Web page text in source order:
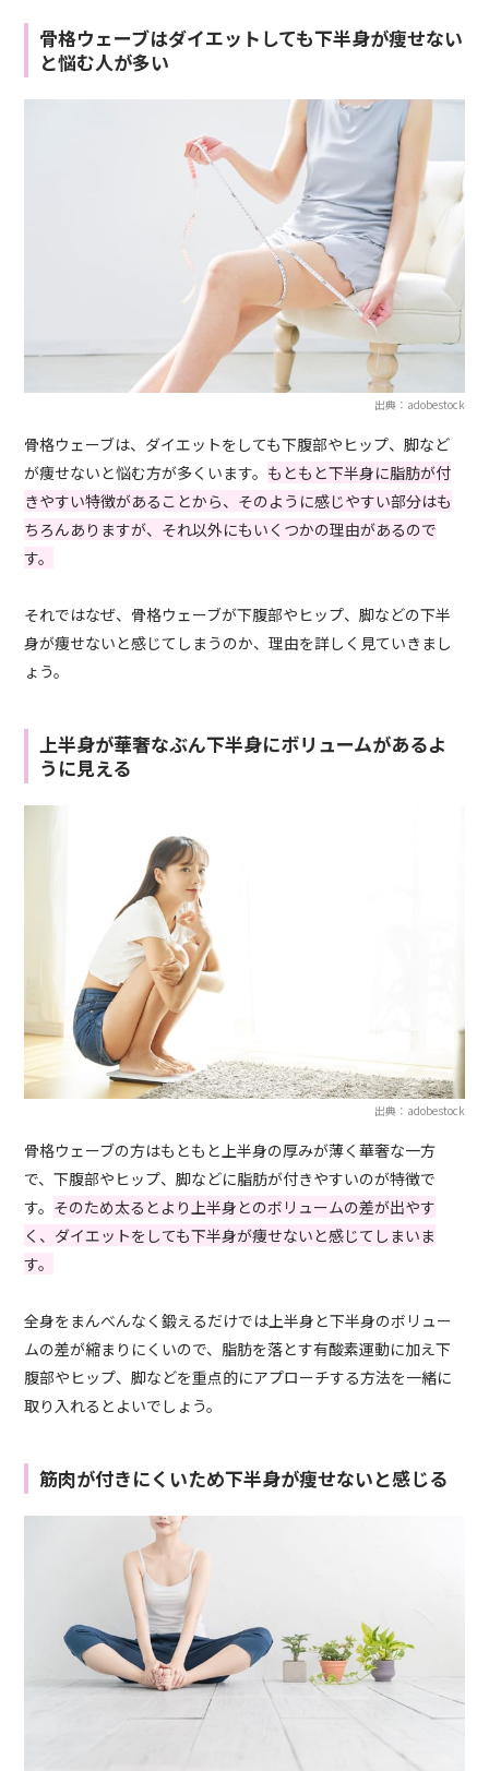
骨格ウェーブはダイエットしても下半身が痩せない
と悩む人が多い
出典：adobestock
骨格ウェーブは、ダイエットをしても下腹部やヒップ、脚など
が痩せないと悩む方が多くいます。 もともと下半身に脂肪が付
きやすい特徴があることから、そのように感じやすい部分はも
ちろんありますが、それ以外にもいくつかの理由があるので
す。
それではなぜ、骨格ウェーブが下腹部やヒップ、脚などの下半
身が痩せないと感じてしまうのか、理由を詳しく見ていきまし
ょう。
上半身が華奢なぶん下半身にボリュームがあるよ
うに見える
出典：adobestock
骨格ウェーブの方はもともと上半身の厚みが薄く華奢な一方
で、下腹部やヒップ、脚などに脂肪が付きやすいのが特徴で
す。 そのため太るとより上半身とのボリュームの差が出やす
く、ダイエットをしても下半身が痩せないと感じてしまいま
す。
全身をまんべんなく鍛えるだけでは上半身と下半身のボリュー
ムの差が縮まりにくいので、脂肪を落とす有酸素運動に加え下
腹部やヒップ、脚などを重点的にアプローチする方法を一緒に
取り入れるとよいでしょう。
筋肉が付きにくいため下半身が痩せないと感じる